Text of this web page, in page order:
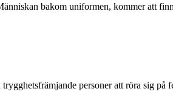
bakom uniformen, kommer att
personer att röra sig på